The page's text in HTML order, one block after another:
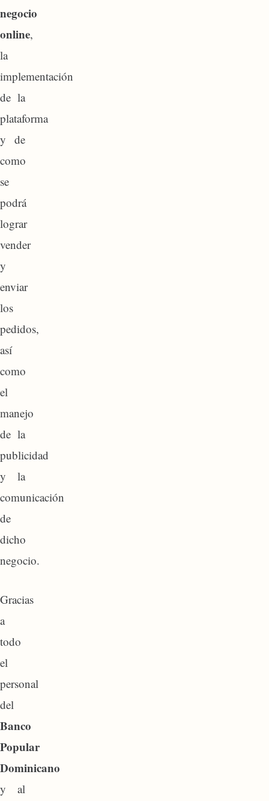
negocio
online,
la
implementación
de la
plataforma
y de
como
se
podrá
lograr
vender
y
enviar
los
pedidos,
así
como
el
manejo
de la
publicidad
y la
comunicación
de
dicho
negocio.
Gracias
a
todo
el
personal
del
Banco
Popular
Dominicano
y al